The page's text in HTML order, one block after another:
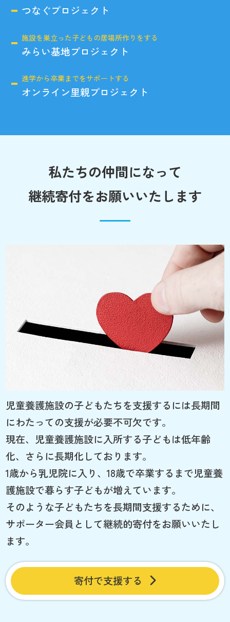
つなぐプロジェクト
施設を巣立った子どもの居場所作りをする
みらい基地プロジェクト
進学から卒業までをサポートする
オンライン里親プロジェクト
私たちの仲間になって
継続寄付をお願いいたします
児童養護施設の子どもたちを支援するには長期間
にわたっての支援が必要不可欠です。
現在、児童養護施設に入所する子どもは低年齢
化、さらに長期化しております。
1歳から乳児院に入り、18歳で卒業するまで児童養
護施設で暮らす子どもが増えています。
そのような子どもたちを長期間支援するために、
サポーター会員として継続的寄付をお願いいたし
ます。
寄付で支援する